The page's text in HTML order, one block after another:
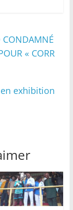
CONDAMNÉ
« CORR
exhibition